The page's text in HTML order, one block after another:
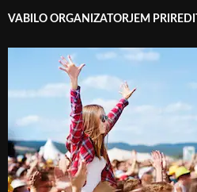
VABILO ORGANIZATORJEM